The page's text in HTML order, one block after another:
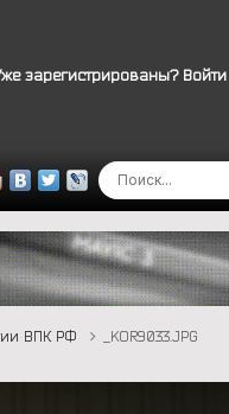
зарегистрированы? Войти
ВПК РФ _KOR9033.JPG